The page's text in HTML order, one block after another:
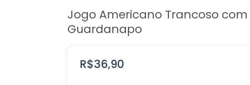
Jogo Americano Trancoso com
Guardanapo
R$36,90